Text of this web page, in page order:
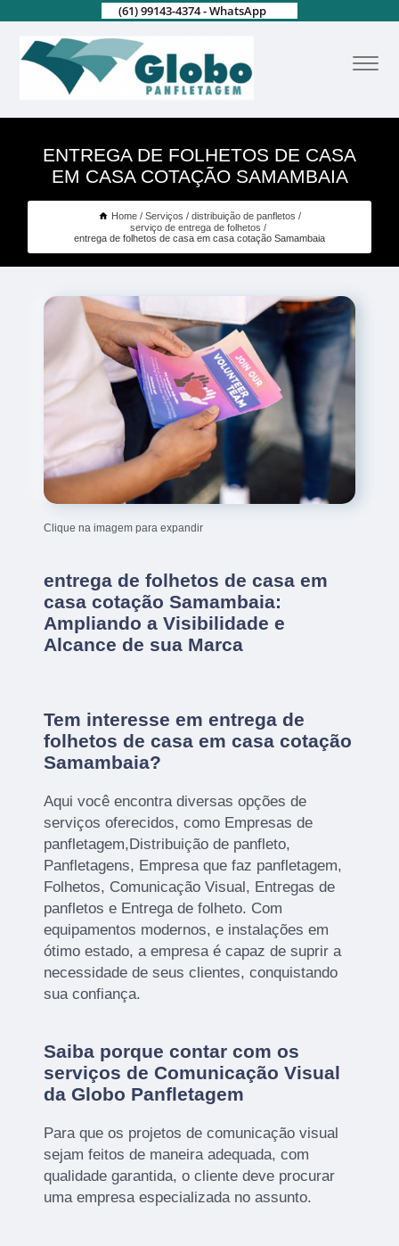
(61) 99143-4374 - WhatsApp
ENTREGA DE FOLHETOS DE CASA
EM CASA COTAÇÃO SAMAMBAIA
Home Serviços
distribuição de panfletos
serviço de entrega de folhetos
entrega de folhetos de casa em casa cotação Samambaia
Clique na imagem para expandir
entrega de folhetos de casa em
casa cotação Samambaia:
Ampliando a Visibilidade e
Alcance de sua Marca
Tem interesse em entrega de
folhetos de casa em casa cotação
Samambaia?
Aqui você encontra diversas opções de
serviços oferecidos, como Empresas de
panfletagem,Distribuição de panfleto,
Panfletagens, Empresa que faz panfletagem,
Folhetos, Comunicação Visual, Entregas de
panfletos e Entrega de folheto. Com
equipamentos modernos, e instalações em
ótimo estado, a empresa é capaz de suprir a
necessidade de seus clientes, conquistando
sua confiança.
Saiba porque contar com os
serviços de Comunicação Visual
da Globo Panfletagem
Para que os projetos de comunicação visual
sejam feitos de maneira adequada, com
qualidade garantida, o cliente deve procurar
uma empresa especializada no assunto.